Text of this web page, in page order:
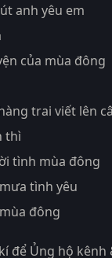
anh yêu em
của mùa đông
trai viết lên
thì
tình mùa đông
tình yêu
đông
để Ủng hộ